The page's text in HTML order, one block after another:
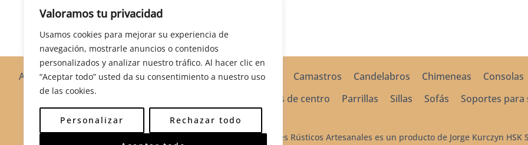
Valoramos tu privacidad
Usamos cookies para mejorar su experiencia de
navegación, mostrarle anuncios o contenidos
personalizados y analizar nuestro tráfico. Al hacer clic en
“Aceptar todo” usted da su consentimiento a nuestro uso
de las cookies.
Personalizar Rechazar todo
Armarios Bancas Baúles Burós Cajoneras Camas Camastros Candelabros Chimeneas Consolas
Mesas de centro Parrillas Sillas Sofás Soportes
© 2026 Muebles Rústicos Artesanales es un producto de Jorge Kurczyn HSK